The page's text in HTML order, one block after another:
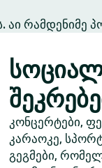
აი რამდენიმე
კონცერტები,
კარაოკე,
გეგმები,